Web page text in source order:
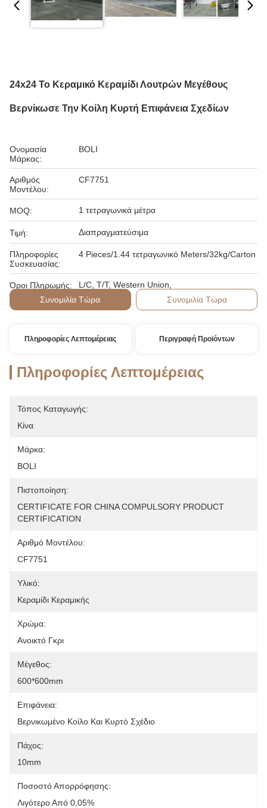
24x24 Το Κεραμικό Κεραμίδι Λουτρών Μεγέθους
Βερνίκωσε Την Κοίλη Κυρτή Επιφάνεια Σχεδίων
Ονομασία
Μάρκας:
BOLI
Αριθμός
Μοντέλου:
CF7751
MOQ: 1 τετραγωνικά μέτρα
Τιμή: Διαπραγματεύσιμα
Πληροφορίες
Συσκευασίας:
4 Pieces/1.44 τετραγωνικό Meters/32kg/Carton
Όροι Πληρωμής:
L/C, T/T, Western Union,
Συνομιλία Τώρα
Συνομιλία Τώρα
Πληροφορίες Λεπτομέρειας Περιγραφή Προϊόντων
Πληροφορίες Λεπτομέρειας
Τόπος Καταγωγής:
Κίνα
Μάρκα:
BOLI
Πιστοποίηση:
CERTIFICATE FOR CHINA COMPULSORY PRODUCT
CERTIFICATION
Αριθμό Μοντέλου:
CF7751
Υλικό:
Κεραμίδι Κεραμικής
Χρώμα:
Ανοικτό Γκρι
Μέγεθος:
600*600mm
Επιφάνεια:
Βερνικωμένο Κοίλο Και Κυρτό Σχέδιο
Πάχος:
10mm
Ποσοστό Απορρόφησης:
Λιγότερο Από 0,05%